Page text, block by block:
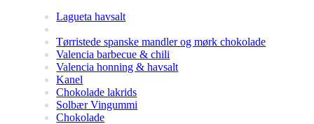
Lagueta havsalt
Tørristede spanske mandler og mørk chokolade
Valencia barbecue & chili
Valencia honning & havsalt
Kanel
Chokolade lakrids
Solbær Vingummi
Chokolade